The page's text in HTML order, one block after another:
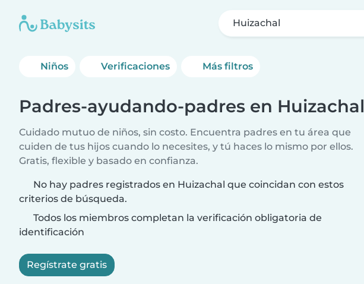
Huizachal
Niños Verificaciones Más filtros
Padres-ayudando-padres en Huizachal
Cuidado mutuo de niños, sin costo. Encuentra padres en tu área que
cuiden de tus hijos cuando lo necesites, y tú haces lo mismo por ellos.
Gratis, flexible y basado en confianza.
No hay padres registrados en Huizachal que coincidan con estos
criterios de búsqueda.
Todos los miembros completan la verificación obligatoria de
identificación
Regístrate gratis